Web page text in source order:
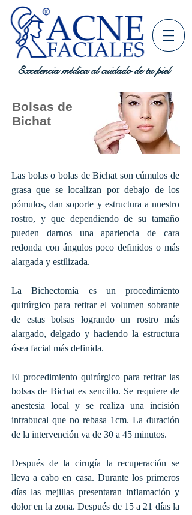
Excelencia médica al cuidado de tu piel
Las bolas o bolas de Bichat son cúmulos de
grasa que se localizan por debajo de los
pómulos, dan soporte y estructura a nuestro
rostro, y que dependiendo de su tamaño
pueden darnos una apariencia de cara
redonda con ángulos poco definidos o más
alargada y estilizada.
La Bichectomía es un procedimiento
quirúrgico para retirar el volumen sobrante
de estas bolsas logrando un rostro más
alargado, delgado y haciendo la estructura
ósea facial más definida.
El procedimiento quirúrgico para retirar las
bolsas de Bichat es sencillo. Se requiere de
anestesia local y se realiza una incisión
intrabucal que no rebasa 1cm. La duración
de la intervención va de 30 a 45 minutos.
Después de la cirugía la recuperación se
lleva a cabo en casa. Durante los primeros
días las mejillas presentaran inflamación y
dolor en la zona. Después de 15 a 21 días la
Bolsas de
Bichat